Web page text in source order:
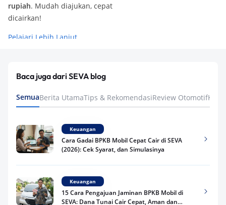
rupiah. Mudah diajukan, cepat
dicairkan!
Pelajari Lebih Lanjut
Baca juga dari SEVA blog
SemuaBerita UtamaTips & RekomendasiReview Otomotif
Keuangan
Cara Gadai BPKB Mobil Cepat Cair di SEVA
(2026): Cek Syarat, dan Simulasinya
Keuangan
15 Cara Pengajuan Jaminan BPKB Mobil di
SEVA: Dana Tunai Cair Cepat, Aman dan